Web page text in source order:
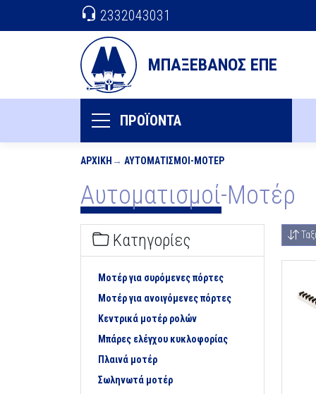
ΜΠΑΞΕΒΑΝΟΣ ΕΠΕ
2332043031
ΠΡΟΪΟΝΤΑ
ΑΡΧΙΚΉ ΑΥΤΟΜΑΤΙΣΜΟΊ-ΜΟΤΈΡ
Αυτοματισμοί-Μοτέρ
Κατηγορίες
Μοτέρ για συρόμενες πόρτες
Μοτέρ για ανοιγόμενες πόρτες
Κεντρικά μοτέρ ρολών
Μπάρες ελέγχου κυκλοφορίας
Πλαινά μοτέρ
Σωληνωτά μοτέρ